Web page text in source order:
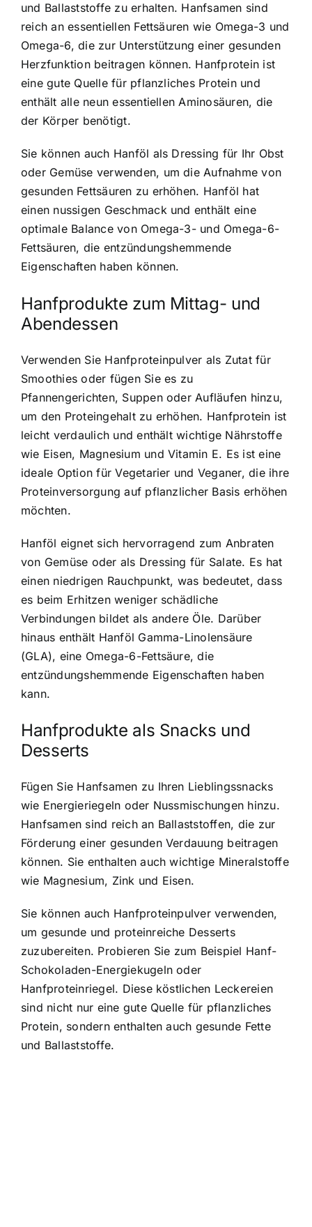
und Ballaststoffe zu erhalten. Hanfsamen sind
reich an essentiellen Fettsäuren wie Omega-3 und
Omega-6, die zur Unterstützung einer gesunden
Herzfunktion beitragen können. Hanfprotein ist
eine gute Quelle für pflanzliches Protein und
enthält alle neun essentiellen Aminosäuren, die
der Körper benötigt.
Sie können auch Hanföl als Dressing für Ihr Obst
oder Gemüse verwenden, um die Aufnahme von
gesunden Fettsäuren zu erhöhen. Hanföl hat
einen nussigen Geschmack und enthält eine
optimale Balance von Omega-3- und Omega-6-
Fettsäuren, die entzündungshemmende
Eigenschaften haben können.
Hanfprodukte zum Mittag- und
Abendessen
Verwenden Sie Hanfproteinpulver als Zutat für
Smoothies oder fügen Sie es zu
Pfannengerichten, Suppen oder Aufläufen hinzu,
um den Proteingehalt zu erhöhen. Hanfprotein ist
leicht verdaulich und enthält wichtige Nährstoffe
wie Eisen, Magnesium und Vitamin E. Es ist eine
ideale Option für Vegetarier und Veganer, die ihre
Proteinversorgung auf pflanzlicher Basis erhöhen
möchten.
Hanföl eignet sich hervorragend zum Anbraten
von Gemüse oder als Dressing für Salate. Es hat
einen niedrigen Rauchpunkt, was bedeutet, dass
es beim Erhitzen weniger schädliche
Verbindungen bildet als andere Öle. Darüber
hinaus enthält Hanföl Gamma-Linolensäure
(GLA), eine Omega-6-Fettsäure, die
entzündungshemmende Eigenschaften haben
kann.
Hanfprodukte als Snacks und
Desserts
Fügen Sie Hanfsamen zu Ihren Lieblingssnacks
wie Energieriegeln oder Nussmischungen hinzu.
Hanfsamen sind reich an Ballaststoffen, die zur
Förderung einer gesunden Verdauung beitragen
können. Sie enthalten auch wichtige Mineralstoffe
wie Magnesium, Zink und Eisen.
Sie können auch Hanfproteinpulver verwenden,
um gesunde und proteinreiche Desserts
zuzubereiten. Probieren Sie zum Beispiel Hanf-
Schokoladen-Energiekugeln oder
Hanfproteinriegel. Diese köstlichen Leckereien
sind nicht nur eine gute Quelle für pflanzliches
Protein, sondern enthalten auch gesunde Fette
und Ballaststoffe.